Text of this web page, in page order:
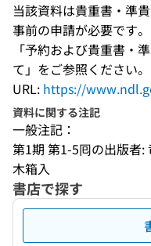
当該資料は貴重書・準
事前の申請が必要です
「予約および貴重書・
て」をご参照ください。
URL: https://
資料に関する注記
一般注記：
第1期 第1-5囘の出版者:
木箱入
書店で探す